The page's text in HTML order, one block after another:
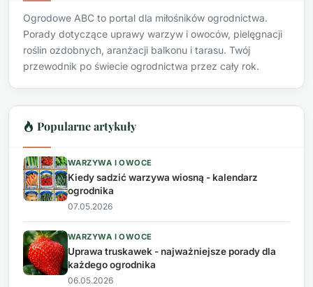
Ogrodowe ABC to portal dla miłośników ogrodnictwa.
Porady dotyczące uprawy warzyw i owoców, pielęgnacji
roślin ozdobnych, aranżacji balkonu i tarasu. Twój
przewodnik po świecie ogrodnictwa przez cały rok.
Popularne artykuły
WARZYWA I OWOCE
Kiedy sadzić warzywa wiosną - kalendarz
ogrodnika
07.05.2026
WARZYWA I OWOCE
Uprawa truskawek - najważniejsze porady dla
każdego ogrodnika
06.05.2026